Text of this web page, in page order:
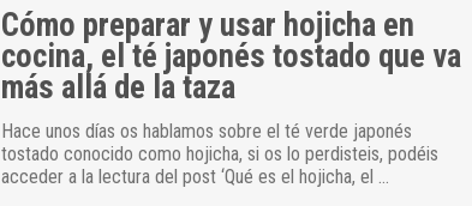
Cómo preparar y usar hojicha en
cocina, el té japonés tostado que va
más allá de la taza
Hace unos días os hablamos sobre el té verde japonés
tostado conocido como hojicha, si os lo perdisteis, podéis
acceder a la lectura del post ‘Qué es el hojicha, el …